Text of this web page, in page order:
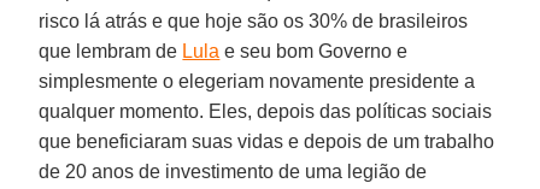
risco lá atrás e que hoje são os 30% de brasileiros
que lembram de Lula e seu bom Governo e
simplesmente o elegeriam novamente presidente a
qualquer momento. Eles, depois das políticas sociais
que beneficiaram suas vidas e depois de um trabalho
de 20 anos de investimento de uma legião de